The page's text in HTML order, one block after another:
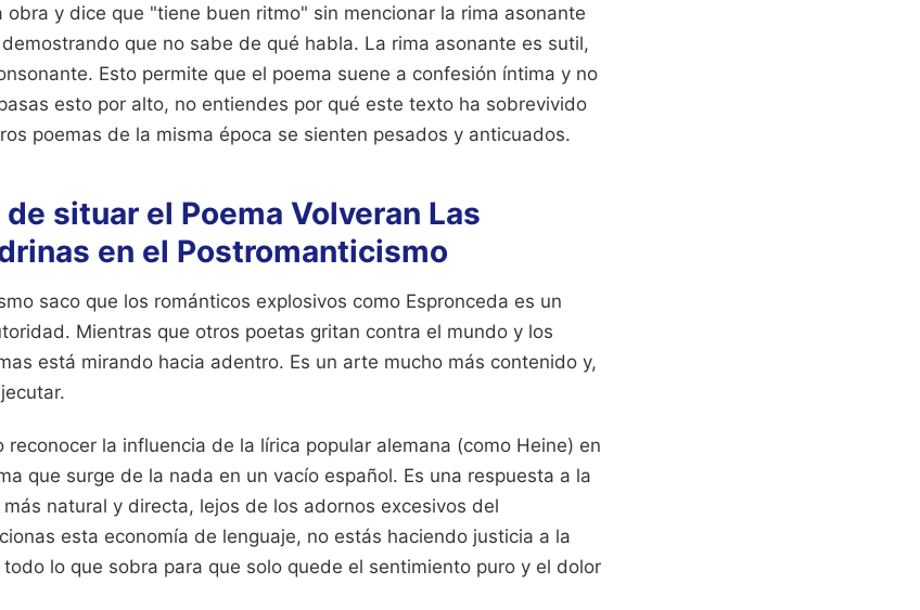
obra y dice que "tiene buen ritmo" sin mencionar la rima asonante
que no sabe de qué habla. La rima asonante es sutil,
Esto permite que el poema suene a confesión íntima y no
esto por alto, no entiendes por qué este texto ha sobrevivido
poemas de la misma época se sienten pesados y anticuados.
situar el Poema Volveran Las
en el Postromanticismo
saco que los románticos explosivos como Espronceda es un
Mientras que otros poetas gritan contra el mundo y los
está mirando hacia adentro. Es un arte mucho más contenido y,
reconocer la influencia de la lírica popular alemana (como Heine) en
que surge de la nada en un vacío español. Es una respuesta a la
natural y directa, lejos de los adornos excesivos del
esta economía de lenguaje, no estás haciendo justicia a la
lo que sobra para que solo quede el sentimiento puro y el dolor